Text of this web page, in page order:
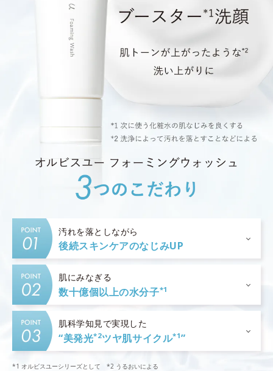
汚れを落としながら
後続スキンケアのなじみUP
肌にみなぎる
数十億個以上の水分子*1
肌科学知見で実現した
“美発光*2ツヤ肌サイクル*1”
*1 オルビスユーシリーズとして *2 うるおいによる